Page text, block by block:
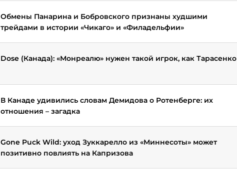
Обмены Панарина и Бобровского признаны худшими
трейдами в истории «Чикаго» и «Филадельфии»
Dose (Канада): «Монреалю» нужен такой игрок, как Тарасенко
В Канаде удивились словам Демидова о Ротенберге: их
отношения – загадка
Gone Puck Wild: уход Зуккарелло из «Миннесоты» может
позитивно повлиять на Капризова